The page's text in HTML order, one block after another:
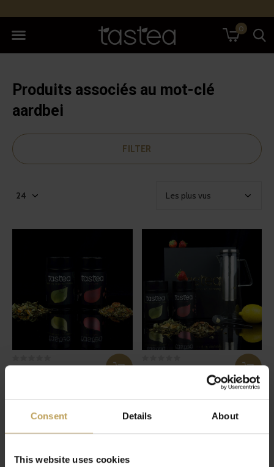
Consent Details About
This website uses cookies
0
Produits associés au mot-clé
aardbei
FILTER
€22,95 €49,95
Vu 2 de 2 produits